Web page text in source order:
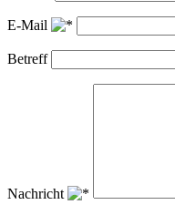
E-Mail
Betreff
Nachricht